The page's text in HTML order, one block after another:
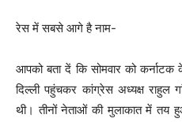
रेस में सबसे आगे है नाम-
आपको बता दें कि सोमवार को कर्नाटक
दिल्ली पहुंचकर कांग्रेस अध्यक्ष राहुल
थी। तीनों नेताओं की मुलाकात में तय